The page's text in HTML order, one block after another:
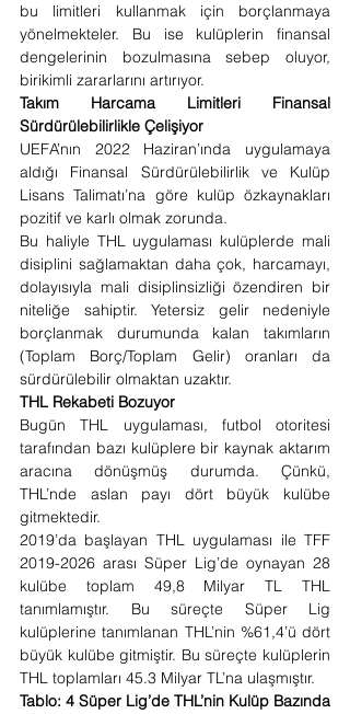
bu limitleri kullanmak için borçlanmaya
yönelmekteler. Bu ise kulüplerin finansal
dengelerinin bozulmasına sebep oluyor,
birikimli zararlarını artırıyor.
Takım Harcama Limitleri Finansal
Sürdürülebilirlikle Çelişiyor
UEFA’nın 2022 Haziran’ında uygulamaya
aldığı Finansal Sürdürülebilirlik ve Kulüp
Lisans Talimatı’na göre kulüp özkaynakları
pozitif ve karlı olmak zorunda.
Bu haliyle THL uygulaması kulüplerde mali
disiplini sağlamaktan daha çok, harcamayı,
dolayısıyla mali disiplinsizliği özendiren bir
niteliğe sahiptir. Yetersiz gelir nedeniyle
borçlanmak durumunda kalan takımların
(Toplam Borç/Toplam Gelir) oranları da
sürdürülebilir olmaktan uzaktır.
THL Rekabeti Bozuyor
Bugün THL uygulaması, futbol otoritesi
tarafından bazı kulüplere bir kaynak aktarım
aracına dönüşmüş durumda. Çünkü,
THL’nde aslan payı dört büyük kulübe
gitmektedir.
2019’da başlayan THL uygulaması ile TFF
2019-2026 arası Süper Lig’de oynayan 28
kulübe toplam 49,8 Milyar TL THL
tanımlamıştır. Bu süreçte Süper Lig
kulüplerine tanımlanan THL’nin %61,4’ü dört
büyük kulübe gitmiştir. Bu süreçte kulüplerin
THL toplamları 45.3 Milyar TL’na ulaşmıştır.
Tablo: 4 Süper Lig’de THL’nin Kulüp Bazında